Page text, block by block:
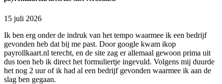
15 juli 2026
Ik ben erg onder de indruk van het tempo waarmee ik een bedrijf
gevonden heb dat bij me past. Door google kwam ikop
payrollkaart.nl terecht, en de site zag er allemaal gewoon prima uit
dus toen heb ik direct het formuliertje ingevuld. Volgens mij duurde
het nog 2 uur of ik had al een bedrijf gevonden waarmee ik aan de
slag ben gegaan.